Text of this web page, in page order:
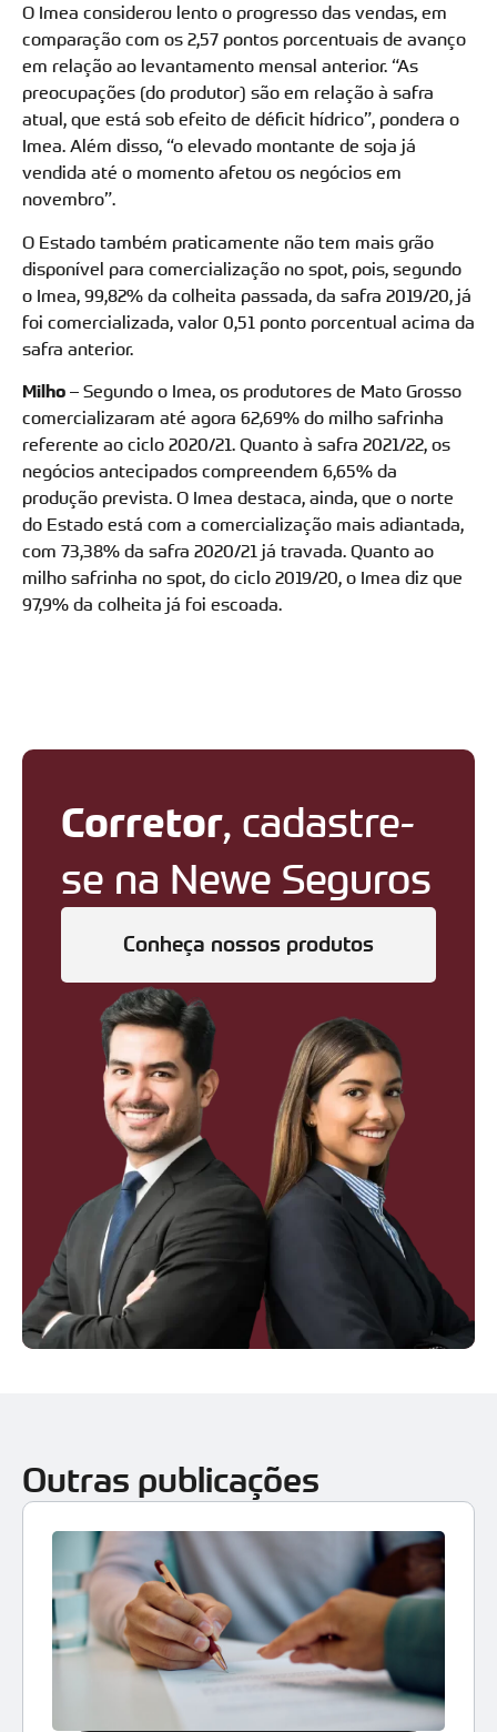
O Imea considerou lento o progresso das vendas, em
comparação com os 2,57 pontos porcentuais de avanço
em relação ao levantamento mensal anterior. “As
preocupações (do produtor) são em relação à safra
atual, que está sob efeito de déficit hídrico”, pondera o
Imea. Além disso, “o elevado montante de soja já
vendida até o momento afetou os negócios em
novembro”.
O Estado também praticamente não tem mais grão
disponível para comercialização no spot, pois, segundo
o Imea, 99,82% da colheita passada, da safra 2019/20, já
foi comercializada, valor 0,51 ponto porcentual acima da
safra anterior.
Milho – Segundo o Imea, os produtores de Mato Grosso
comercializaram até agora 62,69% do milho safrinha
referente ao ciclo 2020/21. Quanto à safra 2021/22, os
negócios antecipados compreendem 6,65% da
produção prevista. O Imea destaca, ainda, que o norte
do Estado está com a comercialização mais adiantada,
com 73,38% da safra 2020/21 já travada. Quanto ao
milho safrinha no spot, do ciclo 2019/20, o Imea diz que
97,9% da colheita já foi escoada.
Corretor, cadastre-
se na Newe Seguros
Conheça nossos produtos
Outras publicações